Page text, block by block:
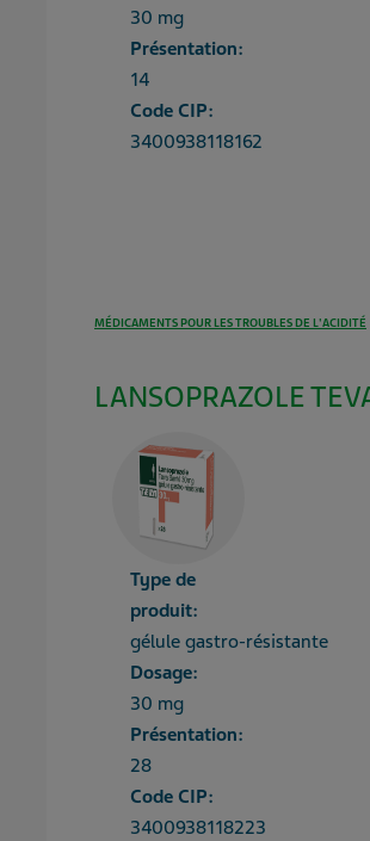
30 mg
Présentation:
14
Code CIP:
3400938118162
MÉDICAMENTS POUR LES TROUBLES DE L'ACIDITÉ
LANSOPRAZOLE
Type de
produit:
gélule gastro-résistante
Dosage:
30 mg
Présentation:
28
Code CIP:
3400938118223